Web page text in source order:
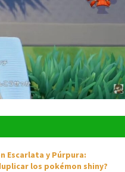
Escarlata y Púrpura:
los pokémon shiny?